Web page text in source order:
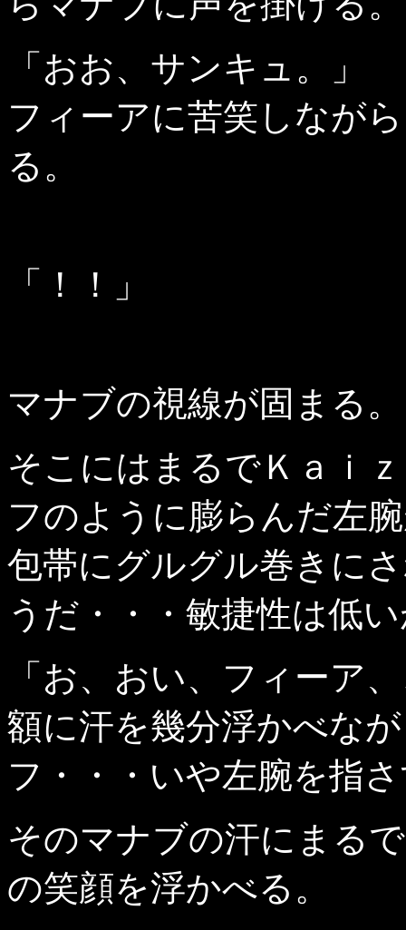
「おお、サンキュ。」
フィーアに苦笑しなが
る。
「！！」
マナブの視線が固まる。
そこにはまるでＫａｉ
フのように膨らんだ左
包帯にグルグル巻きに
うだ・・・敏捷性は低
「お、おい、フィーア
額に汗を幾分浮かべな
フ・・・いや左腕を指
そのマナブの汗にまる
の笑顔を浮かべる。